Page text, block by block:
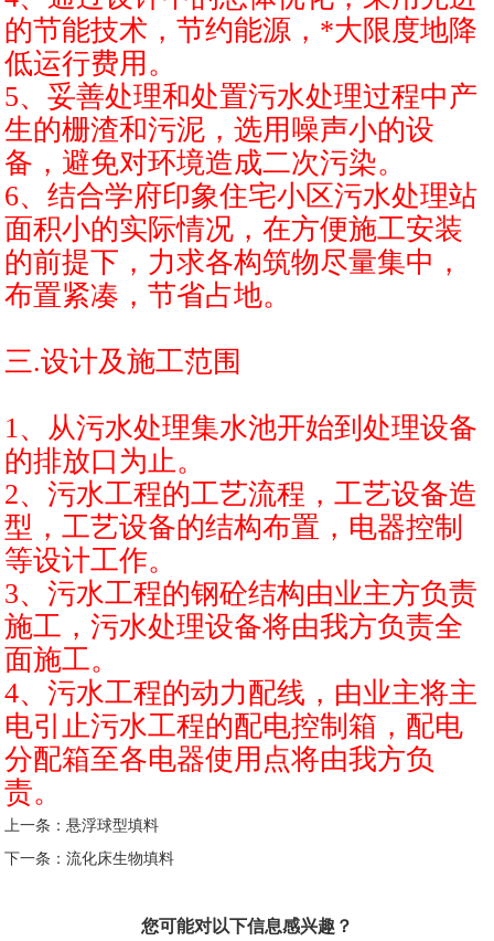
的节能技术，节约能源，*大限度地降
低运行费用。
5、妥善处理和处置污水处理过程中产
生的栅渣和污泥，选用噪声小的设
备，避免对环境造成二次污染。
6、结合学府印象住宅小区污水处理站
面积小的实际情况，在方便施工安装
的前提下，力求各构筑物尽量集中，
布置紧凑，节省占地。
三.设计及施工范围
1、从污水处理集水池开始到处理设备
的排放口为止。
2、污水工程的工艺流程，工艺设备造
型，工艺设备的结构布置，电器控制
等设计工作。
3、污水工程的钢砼结构由业主方负责
施工，污水处理设备将由我方负责全
面施工。
4、污水工程的动力配线，由业主将主
电引止污水工程的配电控制箱，配电
分配箱至各电器使用点将由我方负
责。
上一条：悬浮球型填料
下一条：流化床生物填料
您可能对以下信息感兴趣？